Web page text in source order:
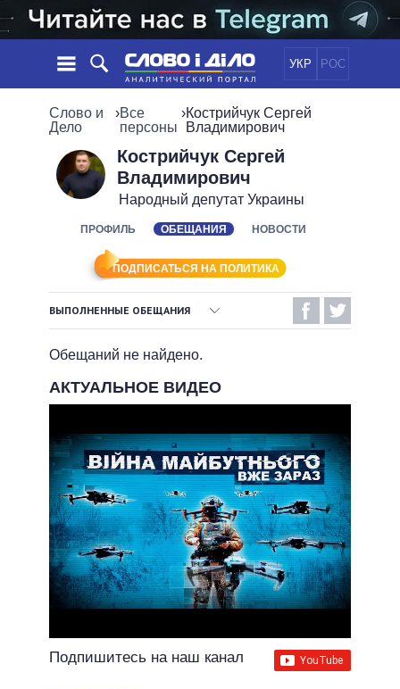
УКР РОС
НОВОСТИ
ЛЕНТА
СОБЫТИЯ
МНЕНИЯ
ОБЗОРЫ
ДАЙДЖЕСТЫ
ПОЛИТИКА
ЭКОНОМИКА
ОБЩЕСТВО
МИР
ОБЕЩАНИЯ
ПОЛИТИКИ
ВСЕ ПОЛИТИКИ
ПРЕЗИДЕНТ И ОФИС
ВЕРХОВНАЯ РАДА
КАБИНЕТ МИНИСТРОВ
МЭРЫ
ВСЕ ПЕРСОНЫ
ИНФОГРАФИКА
ВИДЕО
ПОДДЕРЖАТЬ
СРАВНЕНИЕ ПОЛИТИКОВ
Слово и
Дело
›Все
персоны
›Кострийчук Сергей
Владимирович
Кострийчук Сергей
Владимирович
Народный депутат Украины
ПРОФИЛЬ ОБЕЩАНИЯ НОВОСТИ
ПОДПИСАТЬСЯ НА ПОЛИТИКА
ВЫПОЛНЕННЫЕ ОБЕЩАНИЯ
ОБЕЩАНИЯ В ПРОЦЕССЕ
ВСЕ ОБЕЩАНИЯ
АРХИВНЫЕ ОБЕЩАНИЯ
Обещаний не найдено.
АКТУАЛЬНОЕ ВИДЕО
Подпишитесь на наш канал